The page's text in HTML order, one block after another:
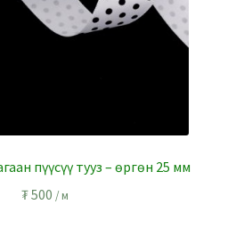
пүүсүү тууз – өргөн 25 мм
₮500 / м